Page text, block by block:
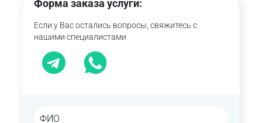
рисками;
квалификационным требованиям;
Форма заказа услуги:
Если у Вас остались вопросы, свяжитесь с
нашими специалистами